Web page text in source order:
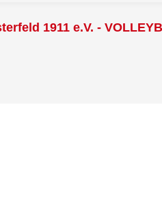
1911 e.V. -